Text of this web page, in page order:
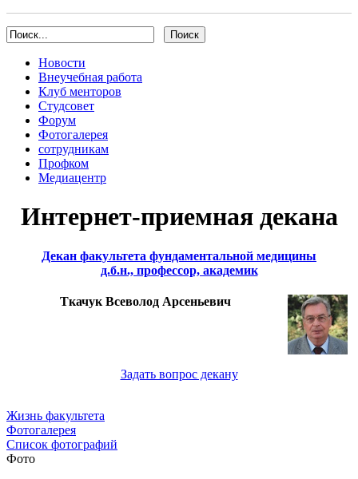
Новости
Внеучебная работа
Клуб менторов
Студсовет
Форум
Фотогалерея
сотрудникам
Профком
Медиацентр
Интернет-приемная декана
Декан факультета фундаментальной медицины
д.б.н., профессор, академик
Ткачук Всеволод Арсеньевич
Задать вопрос декану
Жизнь факультета
Фотогалерея
Список фотографий
Фото